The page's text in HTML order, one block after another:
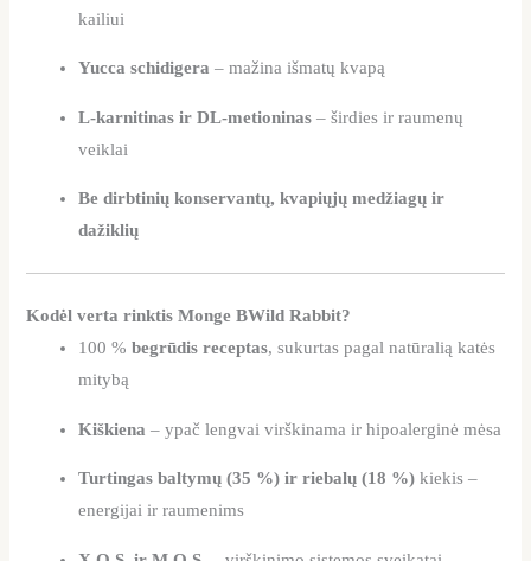
kailiui
Yucca schidigera – mažina išmatų kvapą
L-karnitinas ir DL-metioninas – širdies ir raumenų
veiklai
Be dirbtinių konservantų, kvapiųjų medžiagų ir
dažiklių
Kodėl verta rinktis Monge BWild Rabbit?
100 %begrūdis receptas, sukurtas pagal natūralią katės
mitybą
Kiškiena – ypač lengvai virškinama ir hipoalerginė mėsa
Turtingas baltymų (35 %) ir riebalų (18 %) kiekis –
energijai ir raumenims